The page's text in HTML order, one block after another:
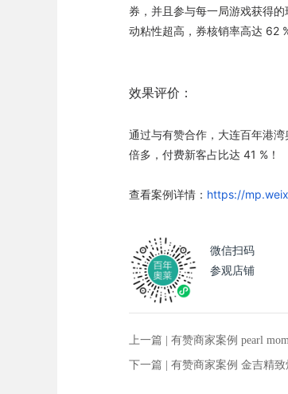
券，并且参与每一局游戏获得
动粘性超高，券核销率高达 62 %
效果评价：
通过与有赞合作，大连百年港
倍多，付费新客占比达 41 %！
查看案例详情： https://
微信扫码
参观店铺
上一篇 | 有赞商家案例 pearl
下一篇 | 有赞商家案例 金吉精致